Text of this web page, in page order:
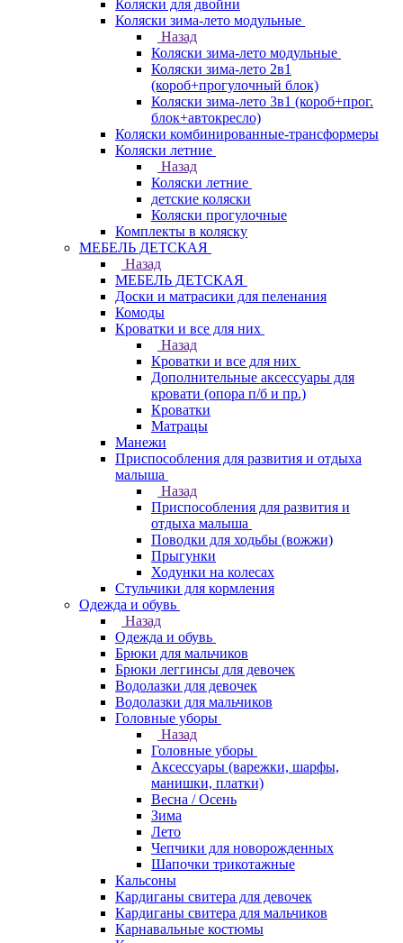
Коляски для двойни
Коляски зима-лето модульные
Назад
Коляски зима-лето модульные
Коляски зима-лето 2в1
(короб+прогулочный блок)
Коляски зима-лето 3в1 (короб+прог.
блок+автокресло)
Коляски комбинированные-трансформеры
Коляски летние
Назад
Коляски летние
детские коляски
Коляски прогулочные
Комплекты в коляску
МЕБЕЛЬ ДЕТСКАЯ
Назад
МЕБЕЛЬ ДЕТСКАЯ
Доски и матрасики для пеленания
Комоды
Кроватки и все для них
Назад
Кроватки и все для них
Дополнительные аксессуары для
кровати (опора п/б и пр.)
Кроватки
Матрацы
Манежи
Приспособления для развития и отдыха
малыша
Назад
Приспособления для развития и
отдыха малыша
Поводки для ходьбы (вожжи)
Прыгунки
Ходунки на колесах
Стульчики для кормления
Одежда и обувь
Назад
Одежда и обувь
Брюки для мальчиков
Брюки леггинсы для девочек
Водолазки для девочек
Водолазки для мальчиков
Головные уборы
Назад
Головные уборы
Аксессуары (варежки, шарфы,
манишки, платки)
Весна / Осень
Зима
Лето
Чепчики для новорожденных
Шапочки трикотажные
Кальсоны
Кардиганы свитера для девочек
Кардиганы свитера для мальчиков
Карнавальные костюмы